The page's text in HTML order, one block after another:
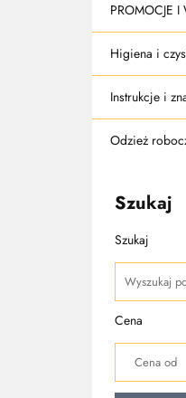
PROMOCJE
Higiena i
Instrukcje i
Odzież
Szukaj
Szukaj
Cena